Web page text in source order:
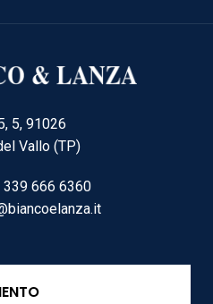
5, 91026
Vallo (TP)
339 666 6360